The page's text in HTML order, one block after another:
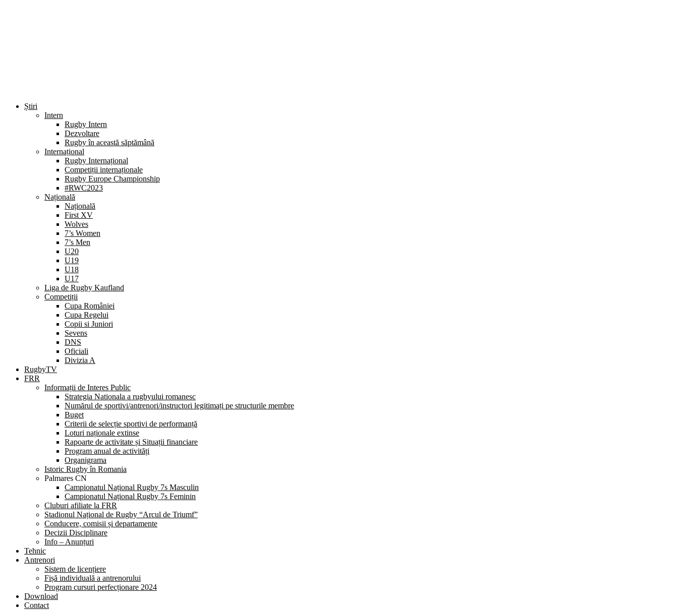
Știri
Intern
Rugby Intern
Dezvoltare
Rugby în această săptămână
Internațional
Rugby Internațional
Competiții internaționale
Rugby Europe Championship
#RWC2023
Națională
Națională
First XV
Wolves
7’s Women
7’s Men
U20
U19
U18
U17
Liga de Rugby Kaufland
Competiții
Cupa României
Cupa Regelui
Copii si Juniori
Sevens
DNS
Oficiali
Divizia A
RugbyTV
FRR
Informații de Interes Public
Strategia Nationala a rugbyului romanesc
Numărul de sportivi/antrenori/instructori legitimați pe structurile membre
Buget
Criterii de selecție sportivi de performanță
Loturi naționale extinse
Rapoarte de activitate și Situații financiare
Program anual de activități
Organigrama
Istoric Rugby în Romania
Palmares CN
Campionatul Național Rugby 7s Masculin
Campionatul Național Rugby 7s Feminin
Cluburi afiliate la FRR
Stadionul Național de Rugby “Arcul de Triumf”
Conducere, comisii și departamente
Decizii Disciplinare
Info – Anunțuri
Tehnic
Antrenori
Sistem de licențiere
Fișă individuală a antrenorului
Program cursuri perfecționare 2024
Download
Contact